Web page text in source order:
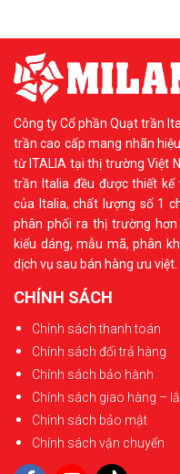
Công ty Cổ phần Quạt trần
trần cao cấp mang nhãn
từ ITALIA tại thị trường Việt
trần Italia đều được thiết
của Italia, chất lượng số 1
phân phối ra thị trường
kiểu dáng, mẫu mã, phân
dịch vụ sau bán hàng ưu việt.
CHÍNH SÁCH
Chính sách thanh toán
Chính sách đổi trả hàng
Chính sách bảo hành
Chính sách giao hàng –
Chính sách bảo mật
Chính sách vận chuyển